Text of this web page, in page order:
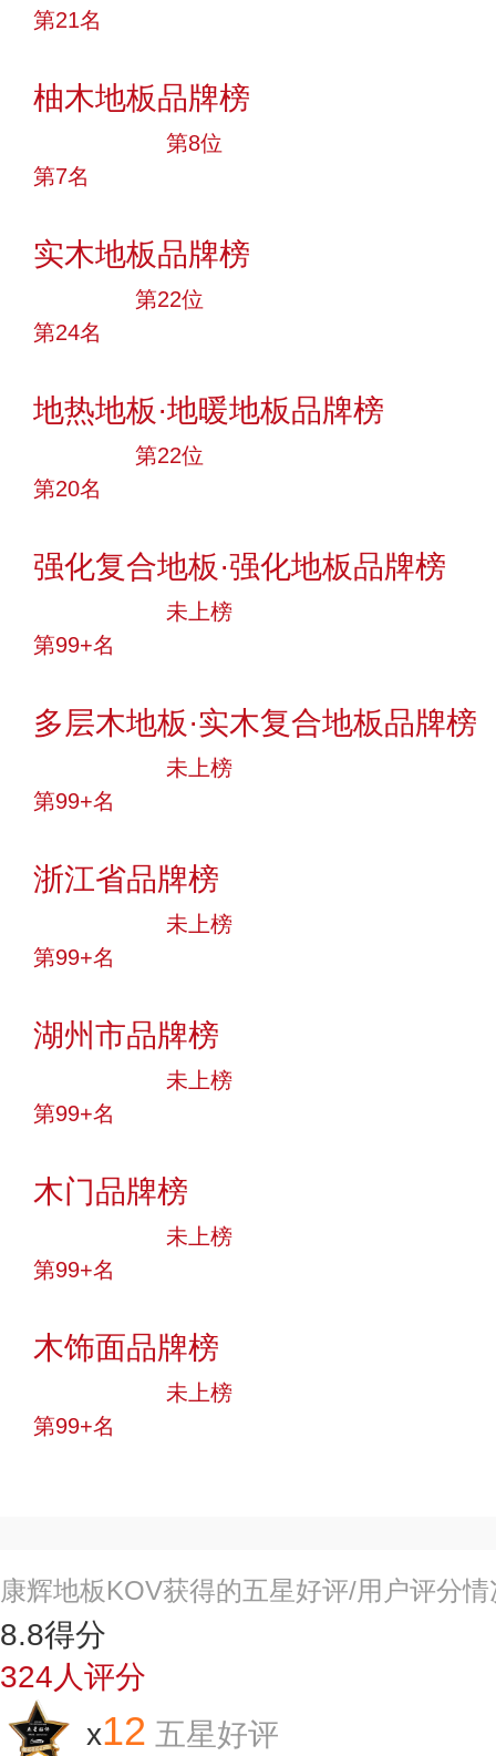
第21名
柚木地板品牌榜
第8位
第7名
实木地板品牌榜
第22位
第24名
地热地板·地暖地板品牌榜
第22位
第20名
强化复合地板·强化地板品牌榜
未上榜
第99+名
多层木地板·实木复合地板品牌榜
未上榜
第99+名
浙江省品牌榜
未上榜
第99+名
湖州市品牌榜
未上榜
第99+名
木门品牌榜
未上榜
第99+名
木饰面品牌榜
未上榜
第99+名
康辉地板KOV获得的五星好评/用户评分情
8.8得分
324人评分
x12 五星好评